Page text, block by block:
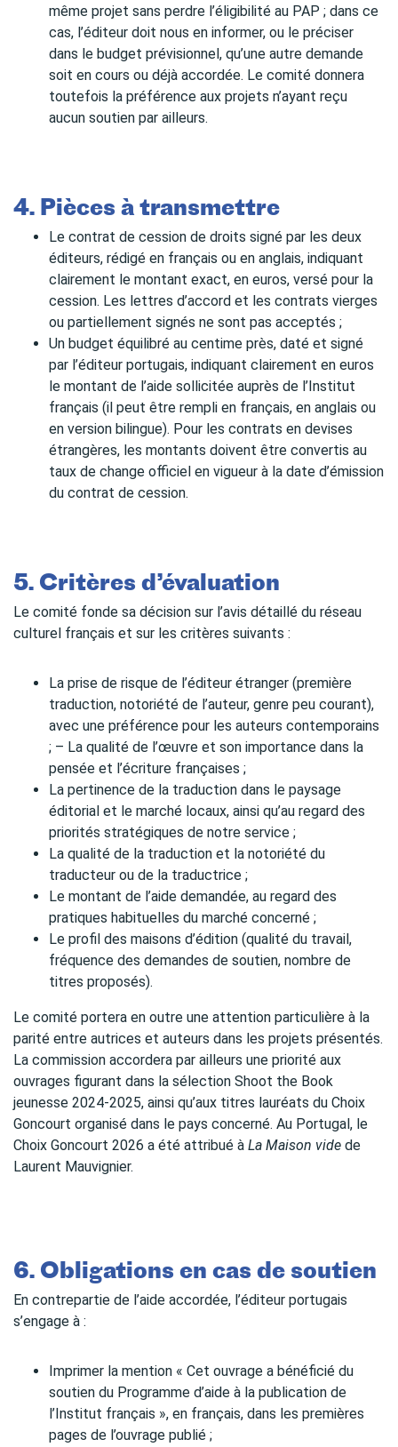
même projet sans perdre l’éligibilité au PAP ; dans ce
cas, l’éditeur doit nous en informer, ou le préciser
dans le budget prévisionnel, qu’une autre demande
soit en cours ou déjà accordée. Le comité donnera
toutefois la préférence aux projets n’ayant reçu
aucun soutien par ailleurs.
4. Pièces à transmettre
Le contrat de cession de droits signé par les deux
éditeurs, rédigé en français ou en anglais, indiquant
clairement le montant exact, en euros, versé pour la
cession. Les lettres d’accord et les contrats vierges
ou partiellement signés ne sont pas acceptés ;
Un budget équilibré au centime près, daté et signé
par l’éditeur portugais, indiquant clairement en euros
le montant de l’aide sollicitée auprès de l’Institut
français (il peut être rempli en français, en anglais ou
en version bilingue). Pour les contrats en devises
étrangères, les montants doivent être convertis au
taux de change officiel en vigueur à la date d’émission
du contrat de cession.
5. Critères d’évaluation
Le comité fonde sa décision sur l’avis détaillé du réseau
culturel français et sur les critères suivants :
La prise de risque de l’éditeur étranger (première
traduction, notoriété de l’auteur, genre peu courant),
avec une préférence pour les auteurs contemporains
; – La qualité de l’œuvre et son importance dans la
pensée et l’écriture françaises ;
La pertinence de la traduction dans le paysage
éditorial et le marché locaux, ainsi qu’au regard des
priorités stratégiques de notre service ;
La qualité de la traduction et la notoriété du
traducteur ou de la traductrice ;
Le montant de l’aide demandée, au regard des
pratiques habituelles du marché concerné ;
Le profil des maisons d’édition (qualité du travail,
fréquence des demandes de soutien, nombre de
titres proposés).
Le comité portera en outre une attention particulière à la
parité entre autrices et auteurs dans les projets présentés.
La commission accordera par ailleurs une priorité aux
ouvrages figurant dans la sélection Shoot the Book
jeunesse 2024-2025, ainsi qu’aux titres lauréats du Choix
Goncourt organisé dans le pays concerné. Au Portugal, le
Choix Goncourt 2026 a été attribué à La Maison vide de
Laurent Mauvignier.
6. Obligations en cas de soutien
En contrepartie de l’aide accordée, l’éditeur portugais
s’engage à :
Imprimer la mention « Cet ouvrage a bénéficié du
soutien du Programme d’aide à la publication de
l’Institut français », en français, dans les premières
pages de l’ouvrage publié ;